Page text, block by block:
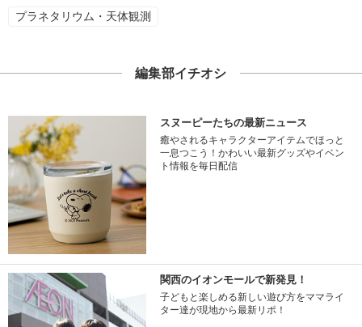
プラネタリウム・天体観測
編集部イチオシ
スヌーピーたちの最新ニュース
癒やされるキャラクターアイテムでほっと
一息つこう！かわいい最新グッズやイベン
ト情報を毎日配信
関西のイオンモールで新発見！
子どもと楽しめる新しい遊び方をママライ
ター達が現地から最新リポ！